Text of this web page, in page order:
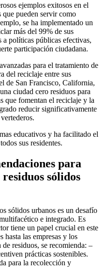
ejemplos exitosos en el
que pueden servir como
se ha implementado un
más del 99% de sus
a políticas públicas efectivas,
participación ciudadana.
para el tratamiento de
del reciclaje entre sus
de San Francisco, California,
ciudad cero residuos para
que fomentan el reciclaje y la
reducir significativamente
educativos y ha facilitado el
sus residentes.
para
sólidos
sólidos urbanos es un desafío
e integrado. Es
tiene un papel crucial en este
hasta las empresas y los
residuos, se recomienda: –
prácticas sostenibles.
para la recolección y